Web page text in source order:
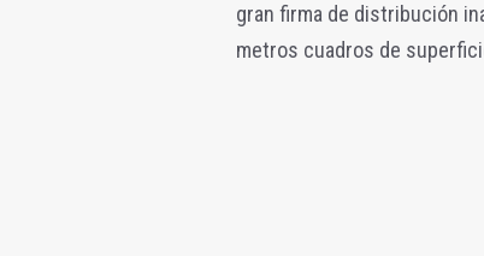
gran firma de distribución
metros cuadros de